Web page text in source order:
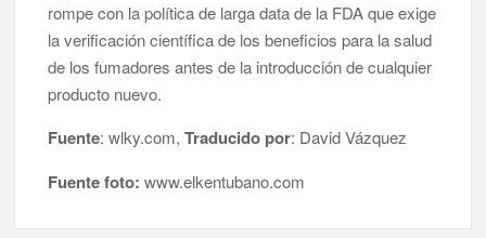
rompe con la política de larga data de la FDA que exige
la verificación científica de los beneficios para la salud
de los fumadores antes de la introducción de cualquier
producto nuevo.
Fuente: wlky.com,Traducido por: David Vázquez
Fuente foto: www.elkentubano.com